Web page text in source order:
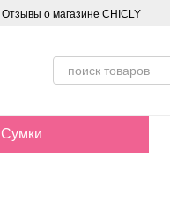
Отзывы о магазине CHICLY
Сумки